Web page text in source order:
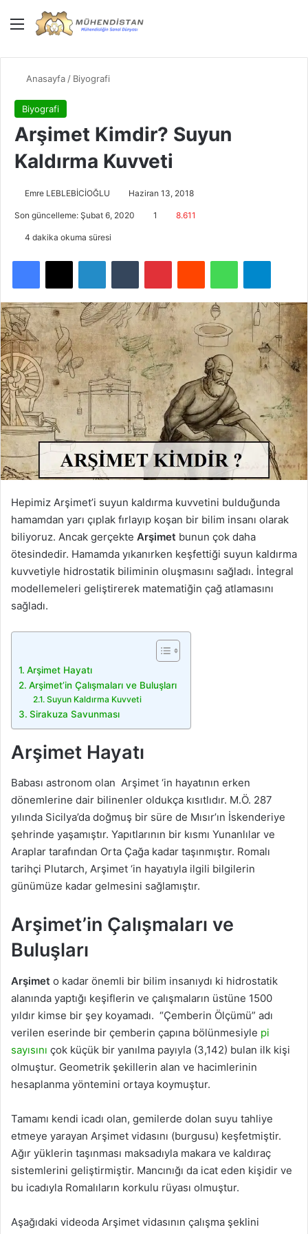
Menü
Anasayfa / Biyografi
Biyografi
Arşimet Kimdir? Suyun
Kaldırma Kuvveti
Emre LEBLEBİCİOĞLU Haziran 13, 2018
Son güncelleme: Şubat 6, 2020 1 8.611
4 dakika okuma süresi
Facebook
X LinkedInTumblr PinterestReddit WhatsApp
Hepimiz Arşimet’i suyun kaldırma kuvvetini bulduğunda
hamamdan yarı çıplak fırlayıp koşan bir bilim insanı olarak
biliyoruz. Ancak gerçekte Arşimet bunun çok daha
ötesindedir. Hamamda yıkanırken keşfettiği suyun kaldırma
kuvvetiyle hidrostatik biliminin oluşmasını sağladı. İntegral
modellemeleri geliştirerek matematiğin çağ atlamasını
sağladı.
Arşimet Hayatı
Arşimet’in Çalışmaları ve Buluşları
Suyun Kaldırma Kuvveti
Sirakuza Savunması
Arşimet Hayatı
Babası astronom olan Arşimet ‘in hayatının erken
dönemlerine dair bilinenler oldukça kısıtlıdır. M.Ö. 287
yılında Sicilya’da doğmuş bir süre de Mısır’ın İskenderiye
şehrinde yaşamıştır. Yapıtlarının bir kısmı Yunanlılar ve
Araplar tarafından Orta Çağa kadar taşınmıştır. Romalı
tarihçi Plutarch, Arşimet ‘in hayatıyla ilgili bilgilerin
günümüze kadar gelmesini sağlamıştır.
Arşimet’in Çalışmaları ve
Buluşları
Arşimet o kadar önemli bir bilim insanıydı ki hidrostatik
alanında yaptığı keşiflerin ve çalışmaların üstüne 1500
yıldır kimse bir şey koyamadı. “Çemberin Ölçümü” adı
verilen eserinde bir çemberin çapına bölünmesiyle pi
sayısını çok küçük bir yanılma payıyla (3,142) bulan ilk kişi
olmuştur. Geometrik şekillerin alan ve hacimlerinin
hesaplanma yöntemini ortaya koymuştur.
Tamamı kendi icadı olan, gemilerde dolan suyu tahliye
etmeye yarayan Arşimet vidasını (burgusu) keşfetmiştir.
Ağır yüklerin taşınması maksadıyla makara ve kaldıraç
sistemlerini geliştirmiştir. Mancınığı da icat eden kişidir ve
bu icadıyla Romalıların korkulu rüyası olmuştur.
Aşağıdaki videoda Arşimet vidasının çalışma şeklini